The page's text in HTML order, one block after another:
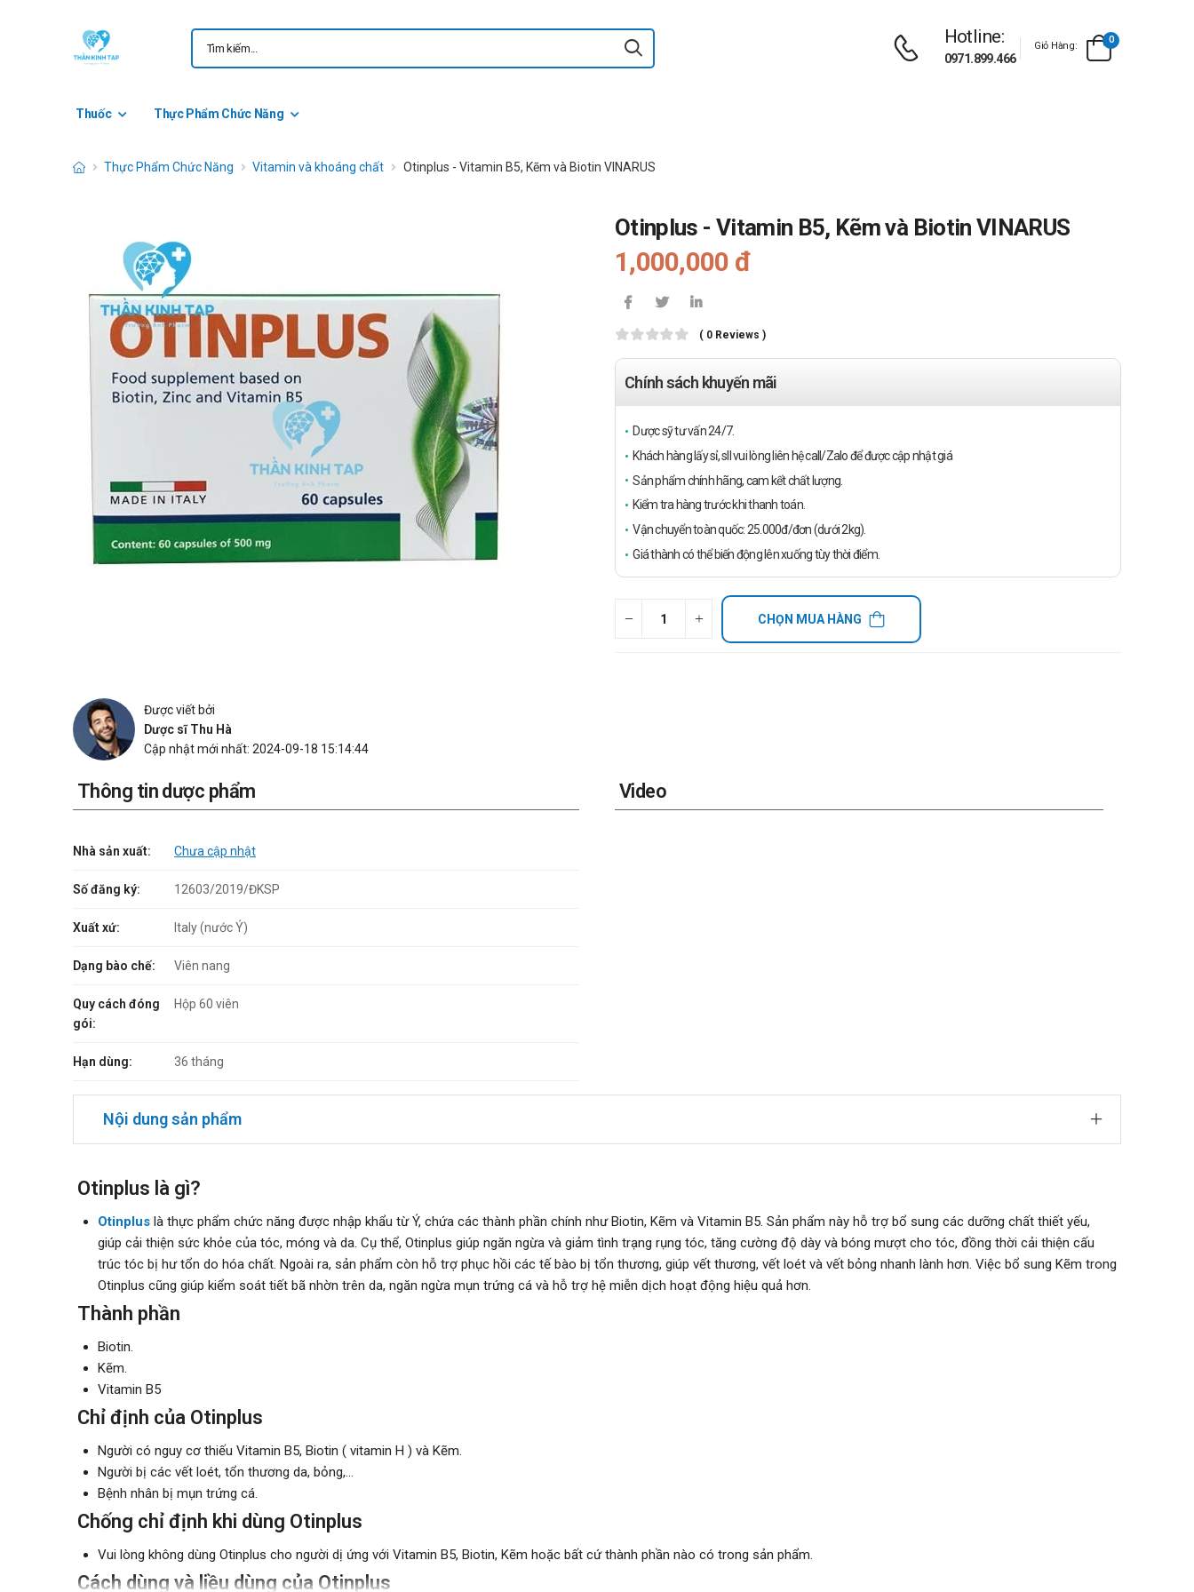
Hotline:
0971.899.466
Giỏ Hàng:
0
Thuốc Thực Phẩm Chức Năng
Thực Phẩm Chức Năng Vitamin và khoáng chất Otinplus - Vitamin B5, Kẽm và Biotin VINARUS
Otinplus - Vitamin B5, Kẽm và Biotin VINARUS
1,000,000 đ
( 0 Reviews )
Chính sách khuyến mãi
Dược sỹ tư vấn 24/7.
Khách hàng lấy sỉ, sll vui lòng liên hệ call/Zalo để được cập nhật giá
Sản phẩm chính hãng, cam kết chất lượng.
Kiểm tra hàng trước khi thanh toán.
Vận chuyển toàn quốc: 25.000đ/đơn (dưới 2kg).
Giá thành có thể biến động lên xuống tùy thời điểm.
CHỌN MUA HÀNG
Được viết bởi
Dược sĩ Thu Hà
Cập nhật mới nhất: 2024-09-18 15:14:44
Thông tin dược phẩm
Nhà sản xuất: Chưa cập nhật
Số đăng ký: 12603/2019/ĐKSP
Xuất xứ: Italy (nước Ý)
Dạng bào chế: Viên nang
Quy cách đóng
gói:
Hộp 60 viên
Hạn dùng: 36 tháng
Video
Nội dung sản phẩm
Otinplus là gì?
Otinpluslà thực phẩm chức năng được nhập khẩu từ Ý, chứa các thành phần chính như Biotin, Kẽm và Vitamin B5. Sản phẩm này hỗ trợ bổ sung các dưỡng chất thiết yếu,
giúp cải thiện sức khỏe của tóc, móng và da. Cụ thể, Otinplus giúp ngăn ngừa và giảm tình trạng rụng tóc, tăng cường độ dày và bóng mượt cho tóc, đồng thời cải thiện cấu
trúc tóc bị hư tổn do hóa chất. Ngoài ra, sản phẩm còn hỗ trợ phục hồi các tế bào bị tổn thương, giúp vết thương, vết loét và vết bỏng nhanh lành hơn. Việc bổ sung Kẽm trong
Otinplus cũng giúp kiểm soát tiết bã nhờn trên da, ngăn ngừa mụn trứng cá và hỗ trợ hệ miễn dịch hoạt động hiệu quả hơn.
Thành phần
Biotin.
Kẽm.
Vitamin B5
Chỉ định của Otinplus
Người có nguy cơ thiếu Vitamin B5, Biotin ( vitamin H ) và Kẽm.
Người bị các vết loét, tổn thương da, bỏng,...
Bệnh nhân bị mụn trứng cá.
Chống chỉ định khi dùng Otinplus
Vui lòng không dùng Otinplus cho người dị ứng với Vitamin B5, Biotin, Kẽm hoặc bất cứ thành phần nào có trong sản phẩm.
Cách dùng và liều dùng của Otinplus